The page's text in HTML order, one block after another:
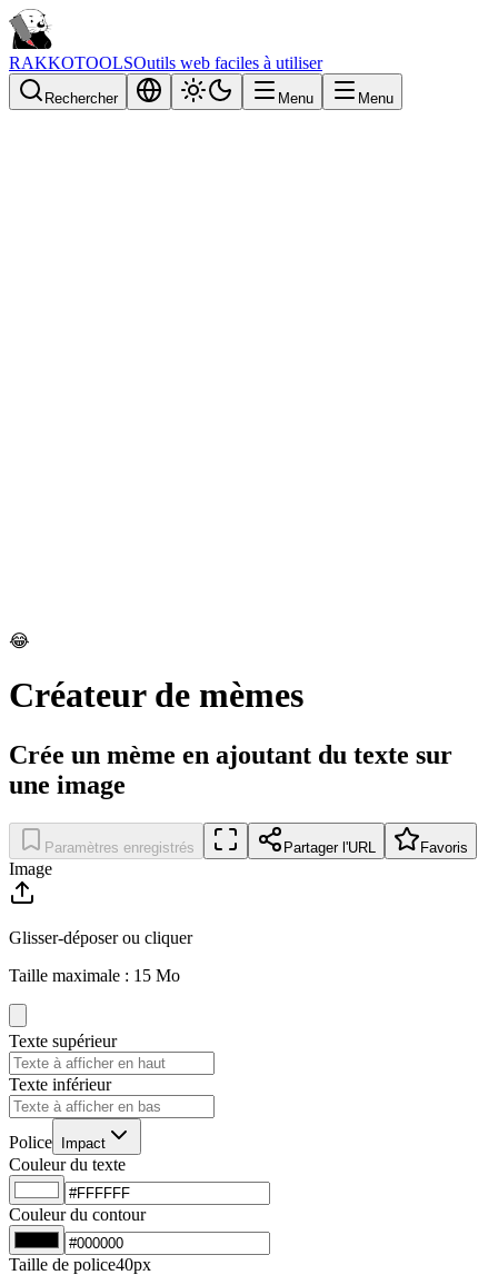
RAKKOTOOLSOutils web faciles à utiliser
Rechercher Menu Menu
😂
Créateur de mèmes
Crée un mème en ajoutant du texte sur
une image
Paramètres enregistrés Partager l'URL Favoris
Image
Glisser-déposer ou cliquer
Taille maximale : 15 Mo
Texte supérieur
Texte inférieur
Police Impact
Couleur du texte
Couleur du contour
Taille de police40px